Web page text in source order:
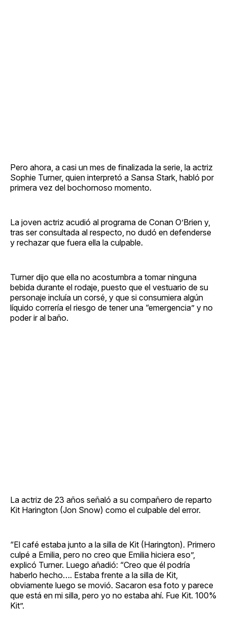
Pero ahora, a casi un mes de finalizada la serie, la actriz
Sophie Turner, quien interpretó a Sansa Stark, habló por
primera vez del bochornoso momento.
La joven actriz acudió al programa de Conan O’Brien y,
tras ser consultada al respecto, no dudó en defenderse
y rechazar que fuera ella la culpable.
Turner dijo que ella no acostumbra a tomar ninguna
bebida durante el rodaje, puesto que el vestuario de su
personaje incluía un corsé, y que si consumiera algún
líquido correría el riesgo de tener una “emergencia” y no
poder ir al baño.
La actriz de 23 años señaló a su compañero de reparto
Kit Harington (Jon Snow) como el culpable del error.
“El café estaba junto a la silla de Kit (Harington). Primero
culpé a Emilia, pero no creo que Emilia hiciera eso”,
explicó Turner. Luego añadió: “Creo que él podría
haberlo hecho…. Estaba frente a la silla de Kit,
obviamente luego se movió. Sacaron esa foto y parece
que está en mi silla, pero yo no estaba ahí. Fue Kit. 100%
Kit”.